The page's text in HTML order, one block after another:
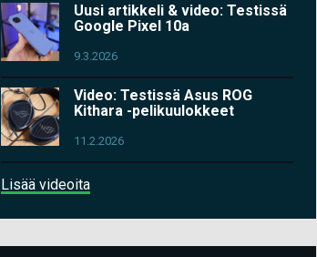
Uusi artikkeli & video: Testissä
Google Pixel 10a
9.3.2026
Video: Testissä Asus ROG
Kithara -pelikuulokkeet
11.2.2026
Lisää videoita